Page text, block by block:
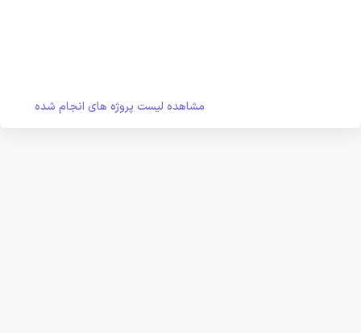
مشاهده لیست پروژه های انجام شده